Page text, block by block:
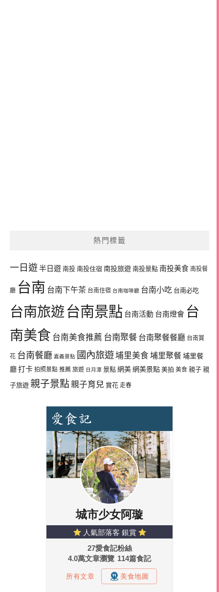
熱門標籤
一日遊半日遊 南投 南投住宿 南投旅遊 南投景點 南投美食 南投餐
廳 台南 台南下午茶 台南住宿 台南咖啡廳 台南小吃 台南必吃
台南旅遊 台南景點 台南活動 台南燈會 台
南美食 台南美食推薦 台南聚餐 台南聚餐餐廳 台南賞
花 台南餐廳 嘉義景點 國內旅遊埔里美食 埔里聚餐埔里餐
廳打卡 拍照景點 推薦 旅遊 日月潭 景點 網美網美景點 美拍 美食 親子 親
子旅遊 親子景點親子育兒 賞花 走春